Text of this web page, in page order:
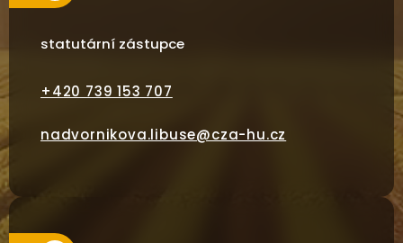
statutární zástupce
+420 739 153 707
nadvornikova.libuse@cza-hu.cz